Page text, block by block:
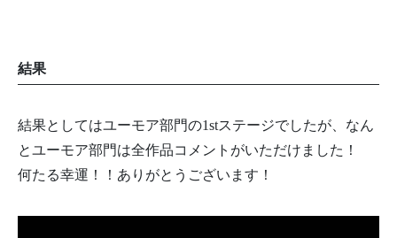
結果
結果としてはユーモア部門の1stステージでしたが、なん
とユーモア部門は全作品コメントがいただけました！
何たる幸運！！ありがとうございます！